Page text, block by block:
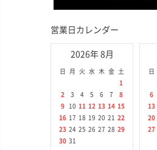
営業日カレンダー
2026年 8月
日 月 火 水 木 金
土
1
2
3 4 5 6 7
8
9
10 11 12 13 14 15
16 17 18 19 20 21
22
23 24 25 26 27 28 29
30 31
日
6
13
20
27